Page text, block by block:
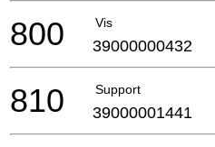
Vis
800 39000000432
Support
810 39000001441